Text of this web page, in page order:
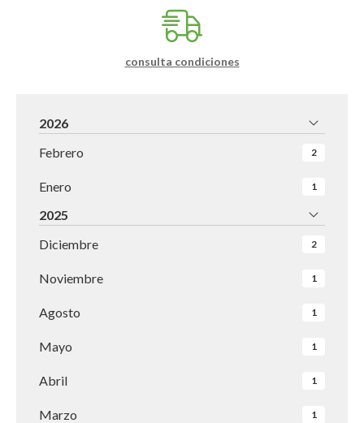
consulta condiciones
2026
Febrero
2
Enero 1
2025
Diciembre
2
Noviembre 1
Agosto 1
Mayo 1
Abril 1
Marzo 1